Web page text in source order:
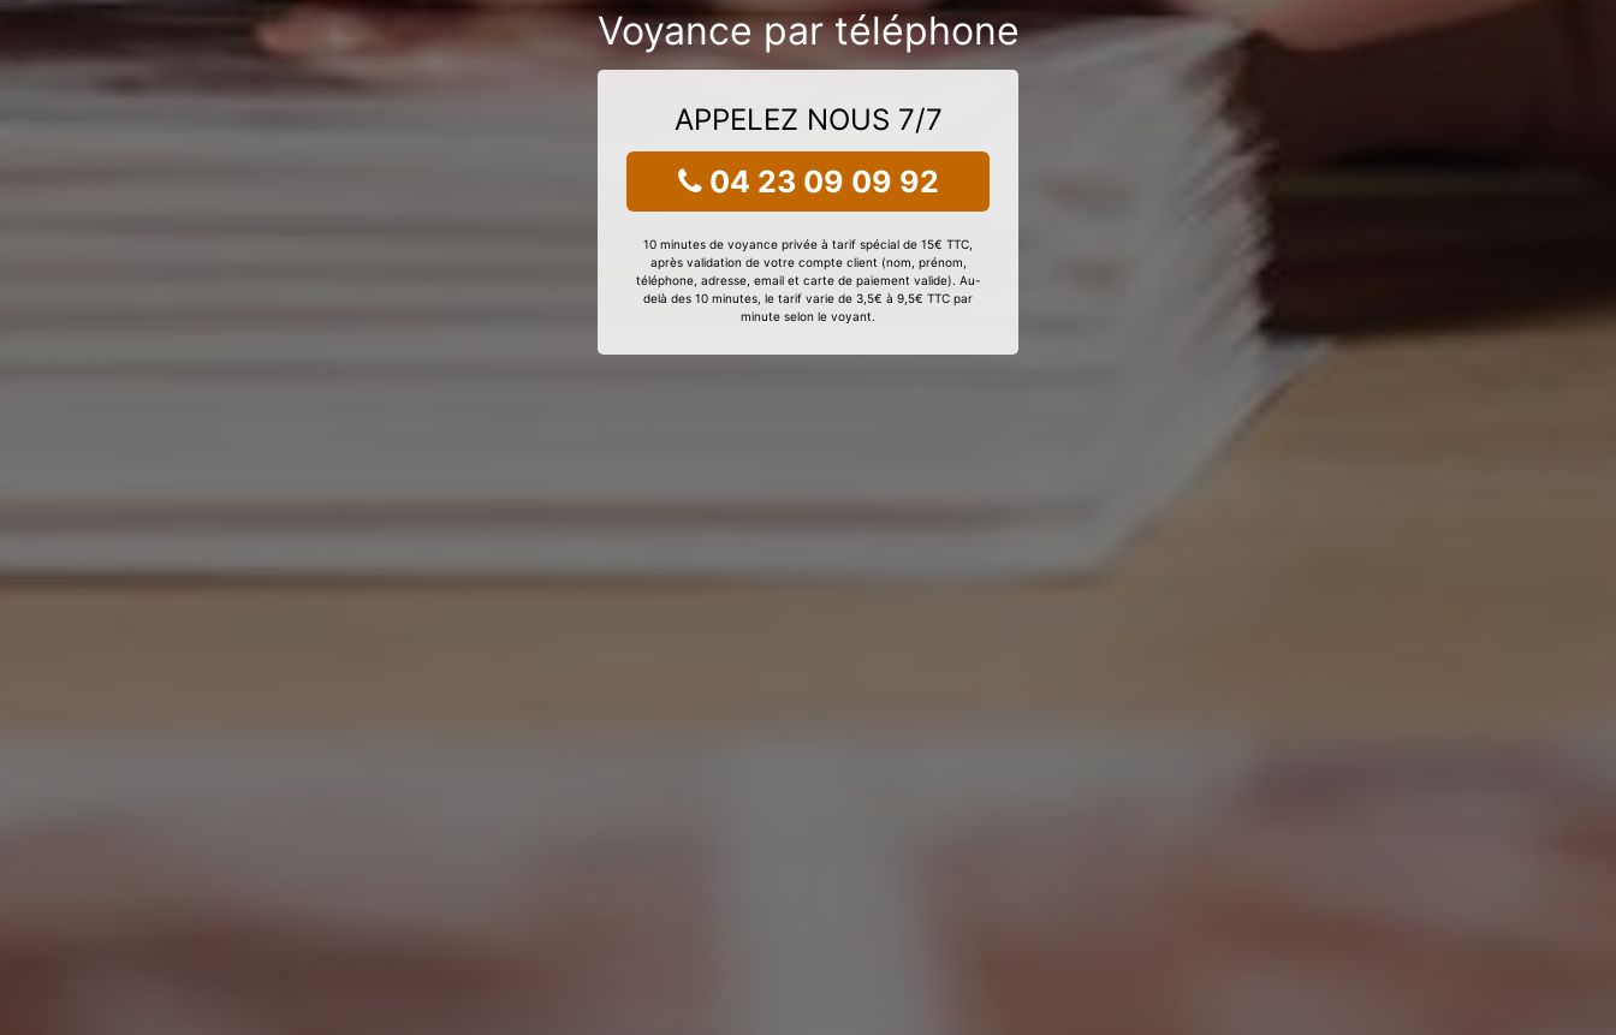
Voyance par téléphone
APPELEZ NOUS 7/7
04 23 09 09 92
10 minutes de voyance privée à tarif spécial de 15€ TTC,
après validation de votre compte client (nom, prénom,
téléphone, adresse, email et carte de paiement valide). Au-
delà des 10 minutes, le tarif varie de 3,5€ à 9,5€ TTC par
minute selon le voyant.